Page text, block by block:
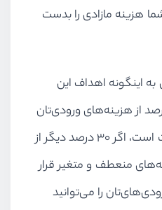
هزینه مازادی را بدست
اینگونه اهداف این
بتوانید روی ۵۰ درصد از هزینه‌های ورودی‌تان
زندگی کنید. این مقدار ثابت است، اگر ۳۰ درصد دیگر از
منعطف و متغیر قرار
از ورودی‌های‌تان را می‌توانید